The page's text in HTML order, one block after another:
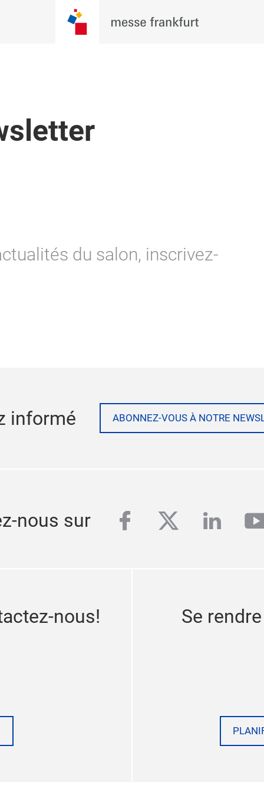
du salon, inscrivez-
informé ABONNEZ-VOUS À NOTRE
nous sur facebook
twitter
nous! Se